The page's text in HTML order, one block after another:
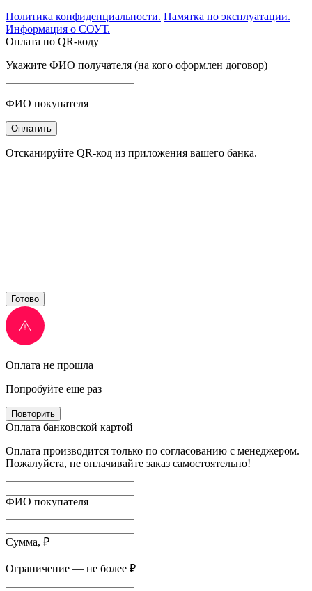
Политика конфиденциальности. Памятка по эксплуатации.
Информация о СОУТ.
Оплата по QR-коду
Укажите ФИО получателя (на кого оформлен договор)
ФИО покупателя
Оплатить
Отсканируйте QR-код из приложения вашего банка.
Готово
Оплата не прошла
Попробуйте еще раз
Повторить
Оплата банковской картой
Оплата производится только по согласованию с менеджером.
Пожалуйста, не оплачивайте заказ самостоятельно!
ФИО покупателя
Сумма, ₽
Ограничение — не более ₽